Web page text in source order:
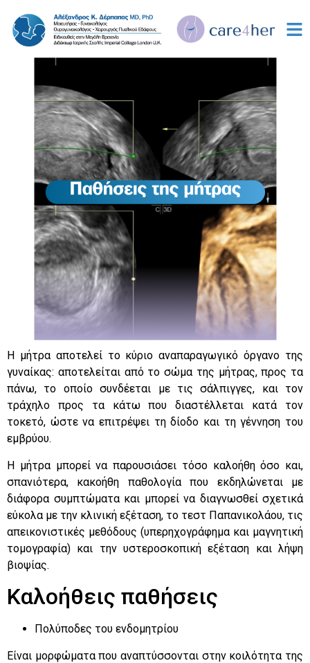
Η μήτρα αποτελεί το κύριο αναπαραγωγικό όργανο της
γυναίκας: αποτελείται από το σώμα της μήτρας, προς τα
πάνω, το οποίο συνδέεται με τις σάλπιγγες, και τον
τράχηλο προς τα κάτω που διαστέλλεται κατά τον
τοκετό, ώστε να επιτρέψει τη δίοδο και τη γέννηση του
εμβρύου.
Η μήτρα μπορεί να παρουσιάσει τόσο καλοήθη όσο και,
σπανιότερα, κακοήθη παθολογία που εκδηλώνεται με
διάφορα συμπτώματα και μπορεί να διαγνωσθεί σχετικά
εύκολα με την κλινική εξέταση, το τεστ Παπανικολάου, τις
απεικονιστικές μεθόδους (υπερηχογράφημα και μαγνητική
τομογραφία) και την υστεροσκοπική εξέταση και λήψη
βιοψίας.
Καλοήθεις παθήσεις
Πολύποδες του ενδομητρίου
Είναι μορφώματα που αναπτύσσονται στην κοιλότητα της